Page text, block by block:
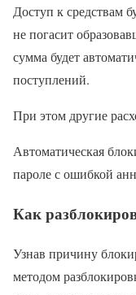
Доступ к средствам
не погасит
сумма будет
поступлений.
При этом другие
Автоматическая
пароле с ошибкой
Как
Узнав причину
методом